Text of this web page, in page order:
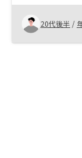
20代後半 /